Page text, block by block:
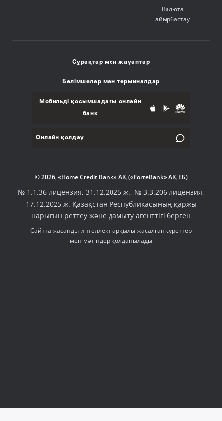
Валюта
айырбастау
Сұрақтар мен жауаптар
Бөлімшелер мен терминалдар
Мобильді қосымшадағы онлайн
банк
Онлайн қолдау
© 2026, «Home Credit Bank» АҚ («ForteBank» АҚ ЕБ)
№ 1.1.36 лицензия, 31.12.2025 ж., № 3.3.206 лицензия,
17.12.2025 ж. Қазақстан Республикасының қаржы
нарығын реттеу және дамыту агенттігі берген
Сайтта жасанды интеллект арқылы жасалған суреттер
мен мәтіндер қолданылады